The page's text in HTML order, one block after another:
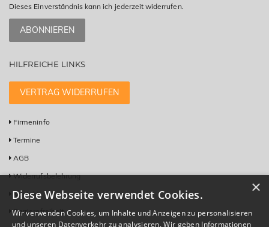
Dieses Einverständnis kann ich jederzeit widerrufen.
ABONNIEREN
HILFREICHE LINKS
VERTRAG WIDERRUFEN
Firmeninfo
Termine
AGB
Widerrufsbelehrung
Kontakt
Barrierefreiheit
×
Diese Webseite verwendet Cookies.
Wir verwenden Cookies, um Inhalte und Anzeigen zu personalisieren
und unseren Datenverkehr zu analysieren. Wir geben Informationen